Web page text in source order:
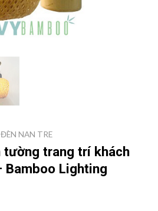
ĐÈN NAN TRE
tường trang trí khách
Bamboo Lighting